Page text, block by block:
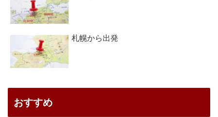
札幌から出発
おすすめ